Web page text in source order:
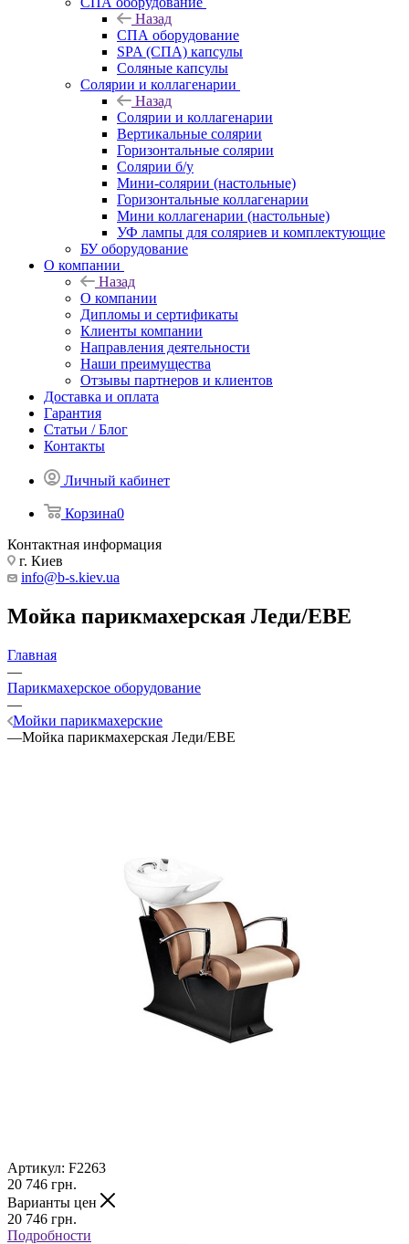
Назад
СПА оборудование
SPA (СПА) капсулы
Соляные капсулы
Солярии и коллагенарии
Назад
Солярии и коллагенарии
Вертикальные солярии
Горизонтальные солярии
Солярии б/у
Мини-солярии (настольные)
Горизонтальные коллагенарии
Мини коллагенарии (настольные)
УФ лампы для соляриев и комплектующие
БУ оборудование
О компании
Назад
О компании
Дипломы и сертификаты
Клиенты компании
Направления деятельности
Наши преимущества
Отзывы партнеров и клиентов
Доставка и оплата
Гарантия
Статьи / Блог
Контакты
Личный кабинет
Корзина0
Контактная информация
г. Киев
info@b-s.kiev.ua
Мойка парикмахерская Леди/ЕВЕ
Главная
—
Парикмахерское оборудование
—
Мойки парикмахерские
—Мойка парикмахерская Леди/ЕВЕ
Артикул: F2263
20 746 грн.
Варианты цен
20 746 грн.
Подробности